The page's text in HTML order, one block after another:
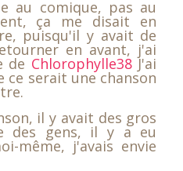
au comique, pas au
ça me disait en
puisqu'il y avait de
en avant, j'ai
de Chlorophylle38J'ai
ce serait une chanson
il y avait des gros
des gens, il y a eu
même, j'avais envie